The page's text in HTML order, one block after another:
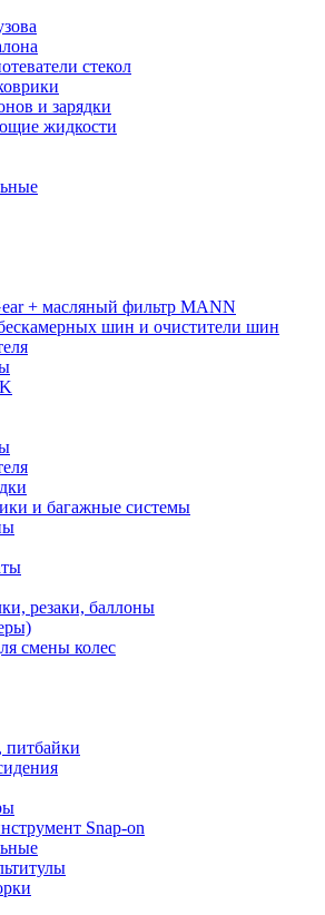
стекол
и зарядки
жидкости
+ масляный фильтр MANN
шин и очистители шин
и багажные системы
резаки, баллоны
смены колес
Snap-on